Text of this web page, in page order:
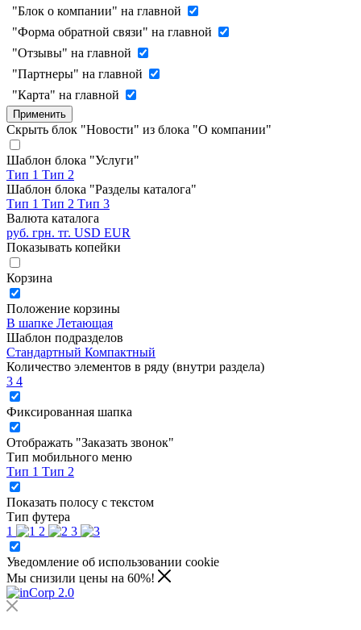
"Блок о компании" на главной
"Форма обратной связи" на главной
"Отзывы" на главной
"Партнеры" на главной
"Карта" на главной
Применить
Скрыть блок "Новости" из блока "О компании"
Шаблон блока "Услуги"
Тип 1 Тип 2
Шаблон блока "Разделы каталога"
Тип 1 Тип 2 Тип 3
Валюта каталога
руб. грн. тг. USD EUR
Показывать копейки
Корзина
Положение корзины
В шапке Летающая
Шаблон подразделов
Стандартный Компактный
Количество элементов в ряду (внутри раздела)
3 4
Фиксированная шапка
Отображать "Заказать звонок"
Тип мобильного меню
Тип 1 Тип 2
Показать полосу с текстом
Тип футера
1
2 3
Уведомление об использовании cookie
Мы снизили цены на 60%!